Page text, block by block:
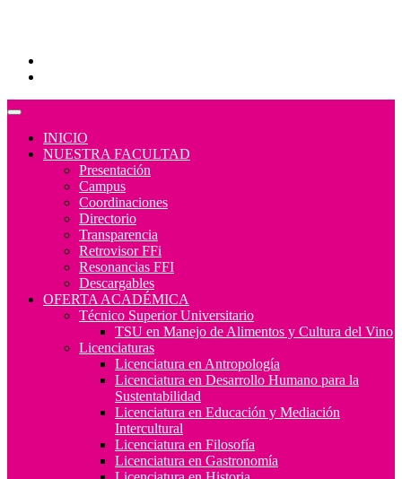
INICIO
NUESTRA FACULTAD
Presentación
Campus
Coordinaciones
Directorio
Transparencia
Retrovisor FFi
Resonancias FFI
Descargables
OFERTA ACADÉMICA
Técnico Superior Universitario
TSU en Manejo de Alimentos y Cultura del Vino
Licenciaturas
Licenciatura en Antropología
Licenciatura en Desarrollo Humano para la
Sustentabilidad
Licenciatura en Educación y Mediación
Intercultural
Licenciatura en Filosofía
Licenciatura en Gastronomía